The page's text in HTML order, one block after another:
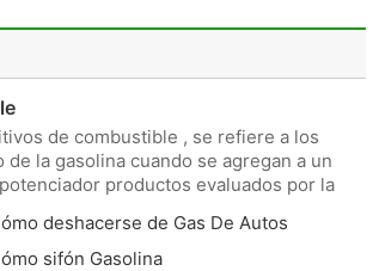
de combustible , se refiere a los
la gasolina cuando se agregan a un
productos evaluados por la
deshacerse de Gas De Autos
sifón Gasolina